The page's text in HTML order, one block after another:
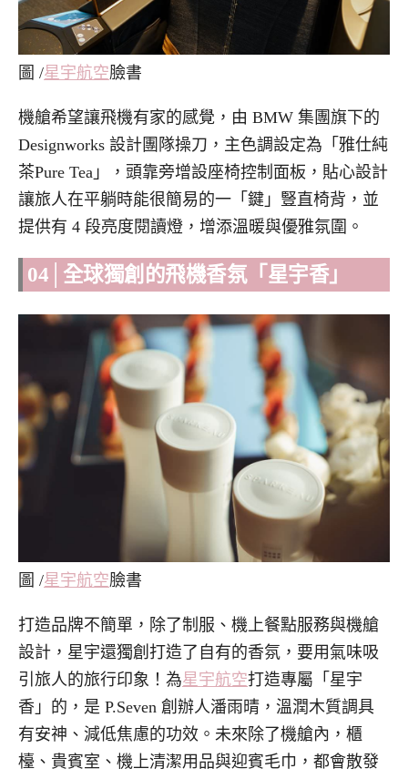
圖 /星宇航空臉書
機艙希望讓飛機有家的感覺，由 BMW 集團旗下的
Designworks 設計團隊操刀，主色調設定為「雅仕純
茶Pure Tea」，頭靠旁增設座椅控制面板，貼心設計
讓旅人在平躺時能很簡易的一「鍵」 豎直椅背，並
提供有 4 段亮度閱讀燈，增添溫暖與優雅氛圍。
04│全球獨創的飛機香氛「星宇香」
圖 /星宇航空臉書
打造品牌不簡單，除了制服、機上餐點服務與機艙
設計，星宇還獨創打造了自有的香氛，要用氣味吸
引旅人的旅行印象！為星宇航空打造專屬「星宇
香」的，是 P.Seven 創辦人潘雨晴，溫潤木質調具
有安神、減低焦慮的功效。未來除了機艙內，櫃
檯、貴賓室、機上清潔用品與迎賓毛巾，都會散發